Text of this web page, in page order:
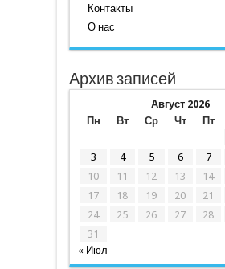
Контакты
О нас
Архив записей
Август 2026
Пн
Вт Ср Чт Пт
3
4 5 6 7
10
11 12 13 14
17
18 19 20 21
24
25 26 27 28
31
« Июл